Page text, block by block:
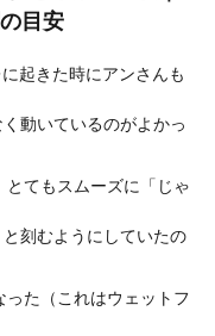
目安
起きた時にアンさんも
動いているのがよかっ
てもスムーズに「じゃ
刻むようにしていたの
た（これはウェットフ